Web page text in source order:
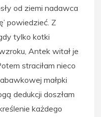
od ziemi nadawca
powiedzieć. Z
tylko kotki
Antek witał je
straciłam nieco
małpki
dedukcji doszłam
każdego